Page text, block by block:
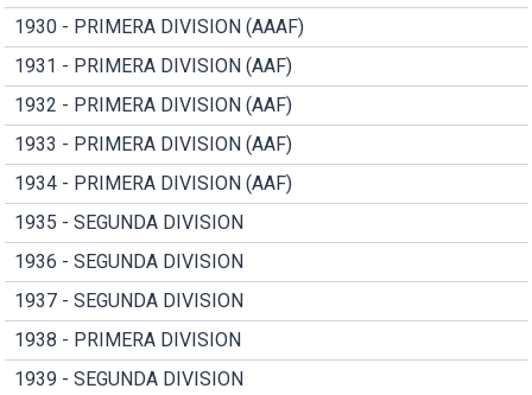
1930 - PRIMERA DIVISION (AAAF)
1931 - PRIMERA DIVISION (AAF)
1932 - PRIMERA DIVISION (AAF)
1933 - PRIMERA DIVISION (AAF)
1934 - PRIMERA DIVISION (AAF)
1935 - SEGUNDA DIVISION
1936 - SEGUNDA DIVISION
1937 - SEGUNDA DIVISION
1938 - PRIMERA DIVISION
1939 - SEGUNDA DIVISION